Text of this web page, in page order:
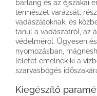
barlang és az éjszakai
természet varázsát;
vadászatoknak, és
tanul a vadászatról, az
védelméről. Ügyesen
nyomozásban,
leletet emelnek ki a
szarvasbőgés
Kiegészítő